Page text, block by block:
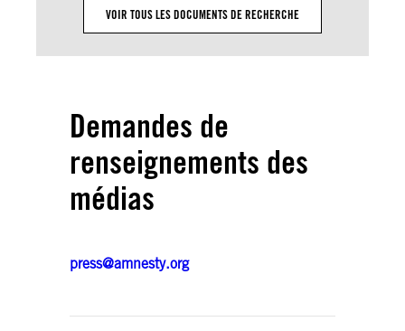
VOIR TOUS LES DOCUMENTS DE RECHERCHE
Demandes de
renseignements des
médias
press@amnesty.org